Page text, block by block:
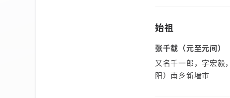
始祖
张千载（元至元间）
又名千一郎，字宏毅
阳）南乡新墙市